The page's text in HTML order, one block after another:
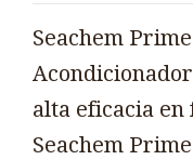
Seachem
alta eficacia
Seachem